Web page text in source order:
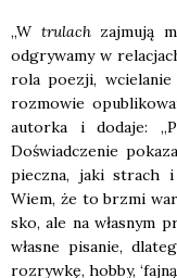
„W tru­lachzaj­mu­ją
odgry­wa­my w
rola poezji,
roz­mo­wie
autor­ka i doda­je:
Doświad­cze­nie
piecz­na, jaki strach
Wiem, że to brzmi
sko, ale na wła­snym
wła­sne pisa­nie,
roz­ryw­kę, hob­by, ‘faj­ną